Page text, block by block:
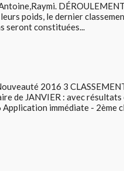
DÉROULEMENT
poids, le dernier
seront constituées...
2016 3
de JANVIER : avec
immédiate - 2ème